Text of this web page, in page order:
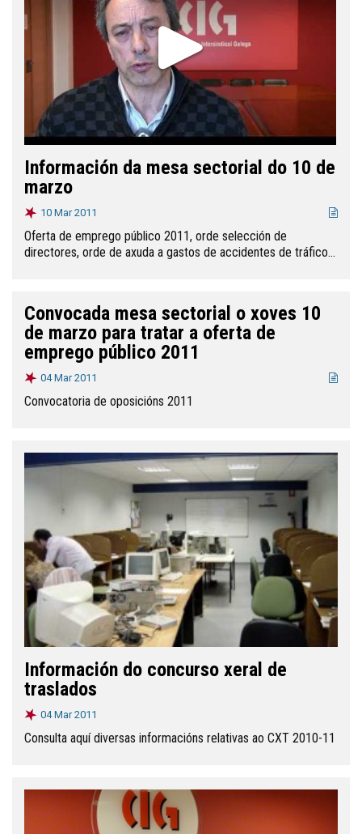
Información da mesa sectorial do 10 de
marzo
10 Mar 2011
Oferta de emprego público 2011, orde selección de
directores, orde de axuda a gastos de accidentes de tráfico...
Convocada mesa sectorial o xoves 10
de marzo para tratar a oferta de
emprego público 2011
04 Mar 2011
Convocatoria de oposicións 2011
Información do concurso xeral de
traslados
04 Mar 2011
Consulta aquí diversas informacións relativas ao CXT 2010-11